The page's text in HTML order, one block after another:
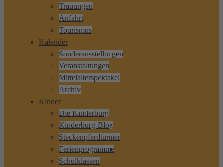
Trauungen
Anfahrt
Tourismus
Kalender
Sonderausstellungen
Veranstaltungen
Mittelalterspektakel
Archiv
Kinder
Die Kinderburg
Kinderburg-Blog
Steckenpferdturnier
Ferienprogramme
Schulklassen